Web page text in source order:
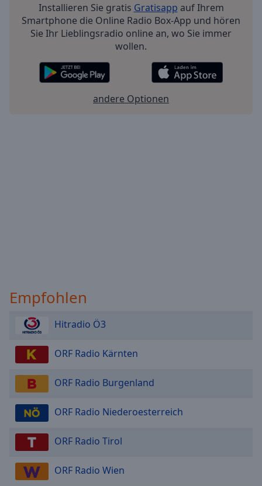
Installieren Sie gratis Gratisapp auf Ihrem
Smartphone die Online Radio Box-App und hören
Sie Ihr Lieblingsradio online an, wo Sie immer
wollen.
andere Optionen
Empfohlen
Hitradio Ö3
ORF Radio Kärnten
ORF Radio Burgenland
ORF Radio Niederoesterreich
ORF Radio Tirol
ORF Radio Wien